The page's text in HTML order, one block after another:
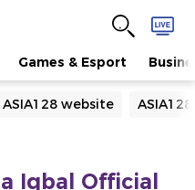
Games & Esport
ASIA128 website
Iqbal Official